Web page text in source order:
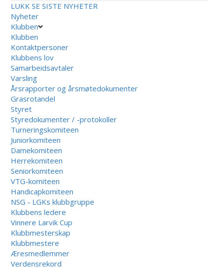
LUKK SE SISTE NYHETER
Nyheter
Klubben
Klubben
Kontaktpersoner
Klubbens lov
Samarbeidsavtaler
Varsling
Årsrapporter og årsmøtedokumenter
Grasrotandel
Styret
Styredokumenter / -protokoller
Turneringskomiteen
Juniorkomiteen
Damekomiteen
Herrekomiteen
Seniorkomiteen
VTG-komiteen
Handicapkomiteen
NSG - LGKs klubbgruppe
Klubbens ledere
Vinnere Larvik Cup
Klubbmesterskap
Klubbmestere
Æresmedlemmer
Verdensrekord